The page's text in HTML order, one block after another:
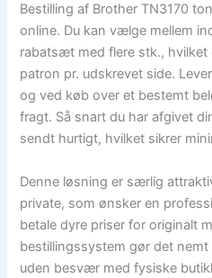
Bestilling af Brother TN3170
online. Du kan vælge mellem
rabatsæt med flere stk., hvilket
patron pr. udskrevet side.
og ved køb over et bestemt
fragt. Så snart du har afgivet
sendt hurtigt, hvilket sikrer
Denne løsning er særlig
private, som ønsker en
betale dyre priser for originalt
bestillingssystem gør det
uden besvær med fysiske